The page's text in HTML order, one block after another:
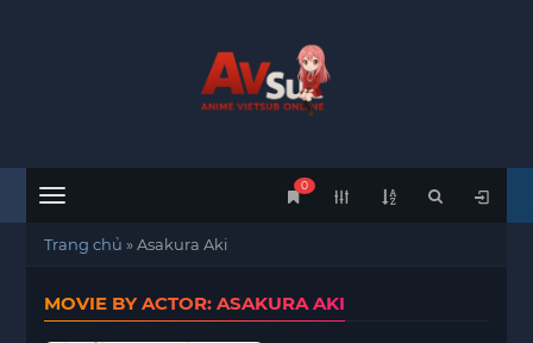
Menu
0
Trang chủ »Asakura Aki
MOVIE BY ACTOR: ASAKURA AKI